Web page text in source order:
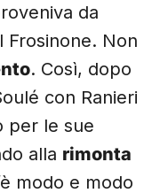
da
Frosinone. Non
. Così, dopo
con Ranieri
per le sue
alla rimonta
modo e modo